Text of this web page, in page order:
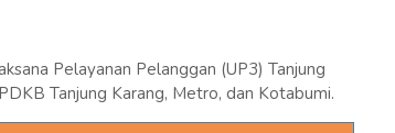
Pelayanan Pelanggan (UP3) Tanjung
Tanjung Karang, Metro, dan Kotabumi.